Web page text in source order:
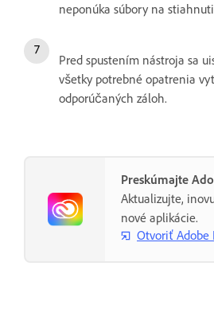
neponúka súbory na
Pred spustením nástroja sa
všetky potrebné opatrenia
odporúčaných záloh.
Preskúmajte
Aktualizujte,
nové aplikácie.
Otvoriť Adobe